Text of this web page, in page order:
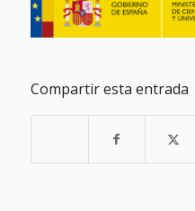
Compartir esta entrada